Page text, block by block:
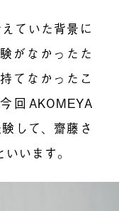
ていた背景に
がなかったた
てなかったこ
回AKOMEYA
して、齋藤さ
います。